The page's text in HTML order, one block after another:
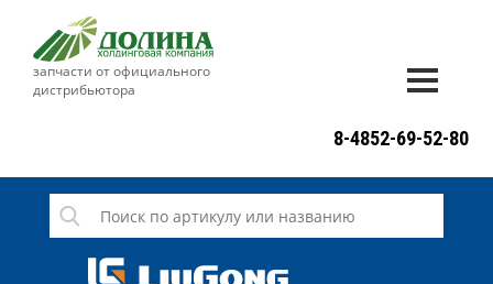
запчасти от официального
дистрибьютора
СЕРВИС
НОВОСТИ
8-4852-69-52-80